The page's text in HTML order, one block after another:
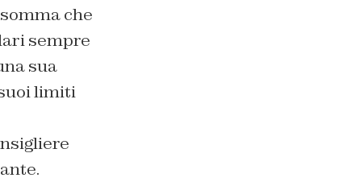
che
sempre
sua
limiti